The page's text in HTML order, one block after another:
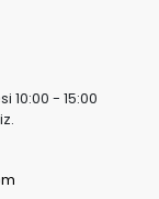
10:00 - 15:00